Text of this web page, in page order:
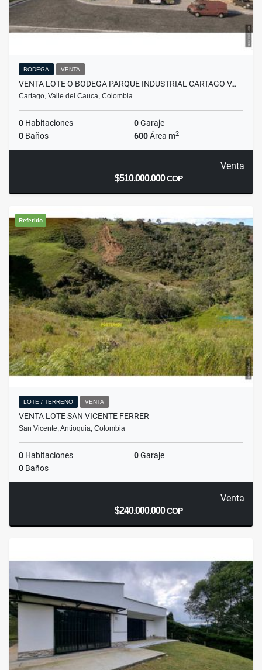
BODEGA VENTA
VENTA LOTE O BODEGA PARQUE INDUSTRIAL CARTAGO V…
Cartago, Valle del Cauca, Colombia
0 Habitaciones 0Garaje
0 Baños 600Área m2
Venta
$510.000.000COP
Referido
LOTE / TERRENO VENTA
VENTA LOTE SAN VICENTE FERRER
San Vicente, Antioquia, Colombia
0 Habitaciones 0Garaje
0 Baños
Venta
$240.000.000COP